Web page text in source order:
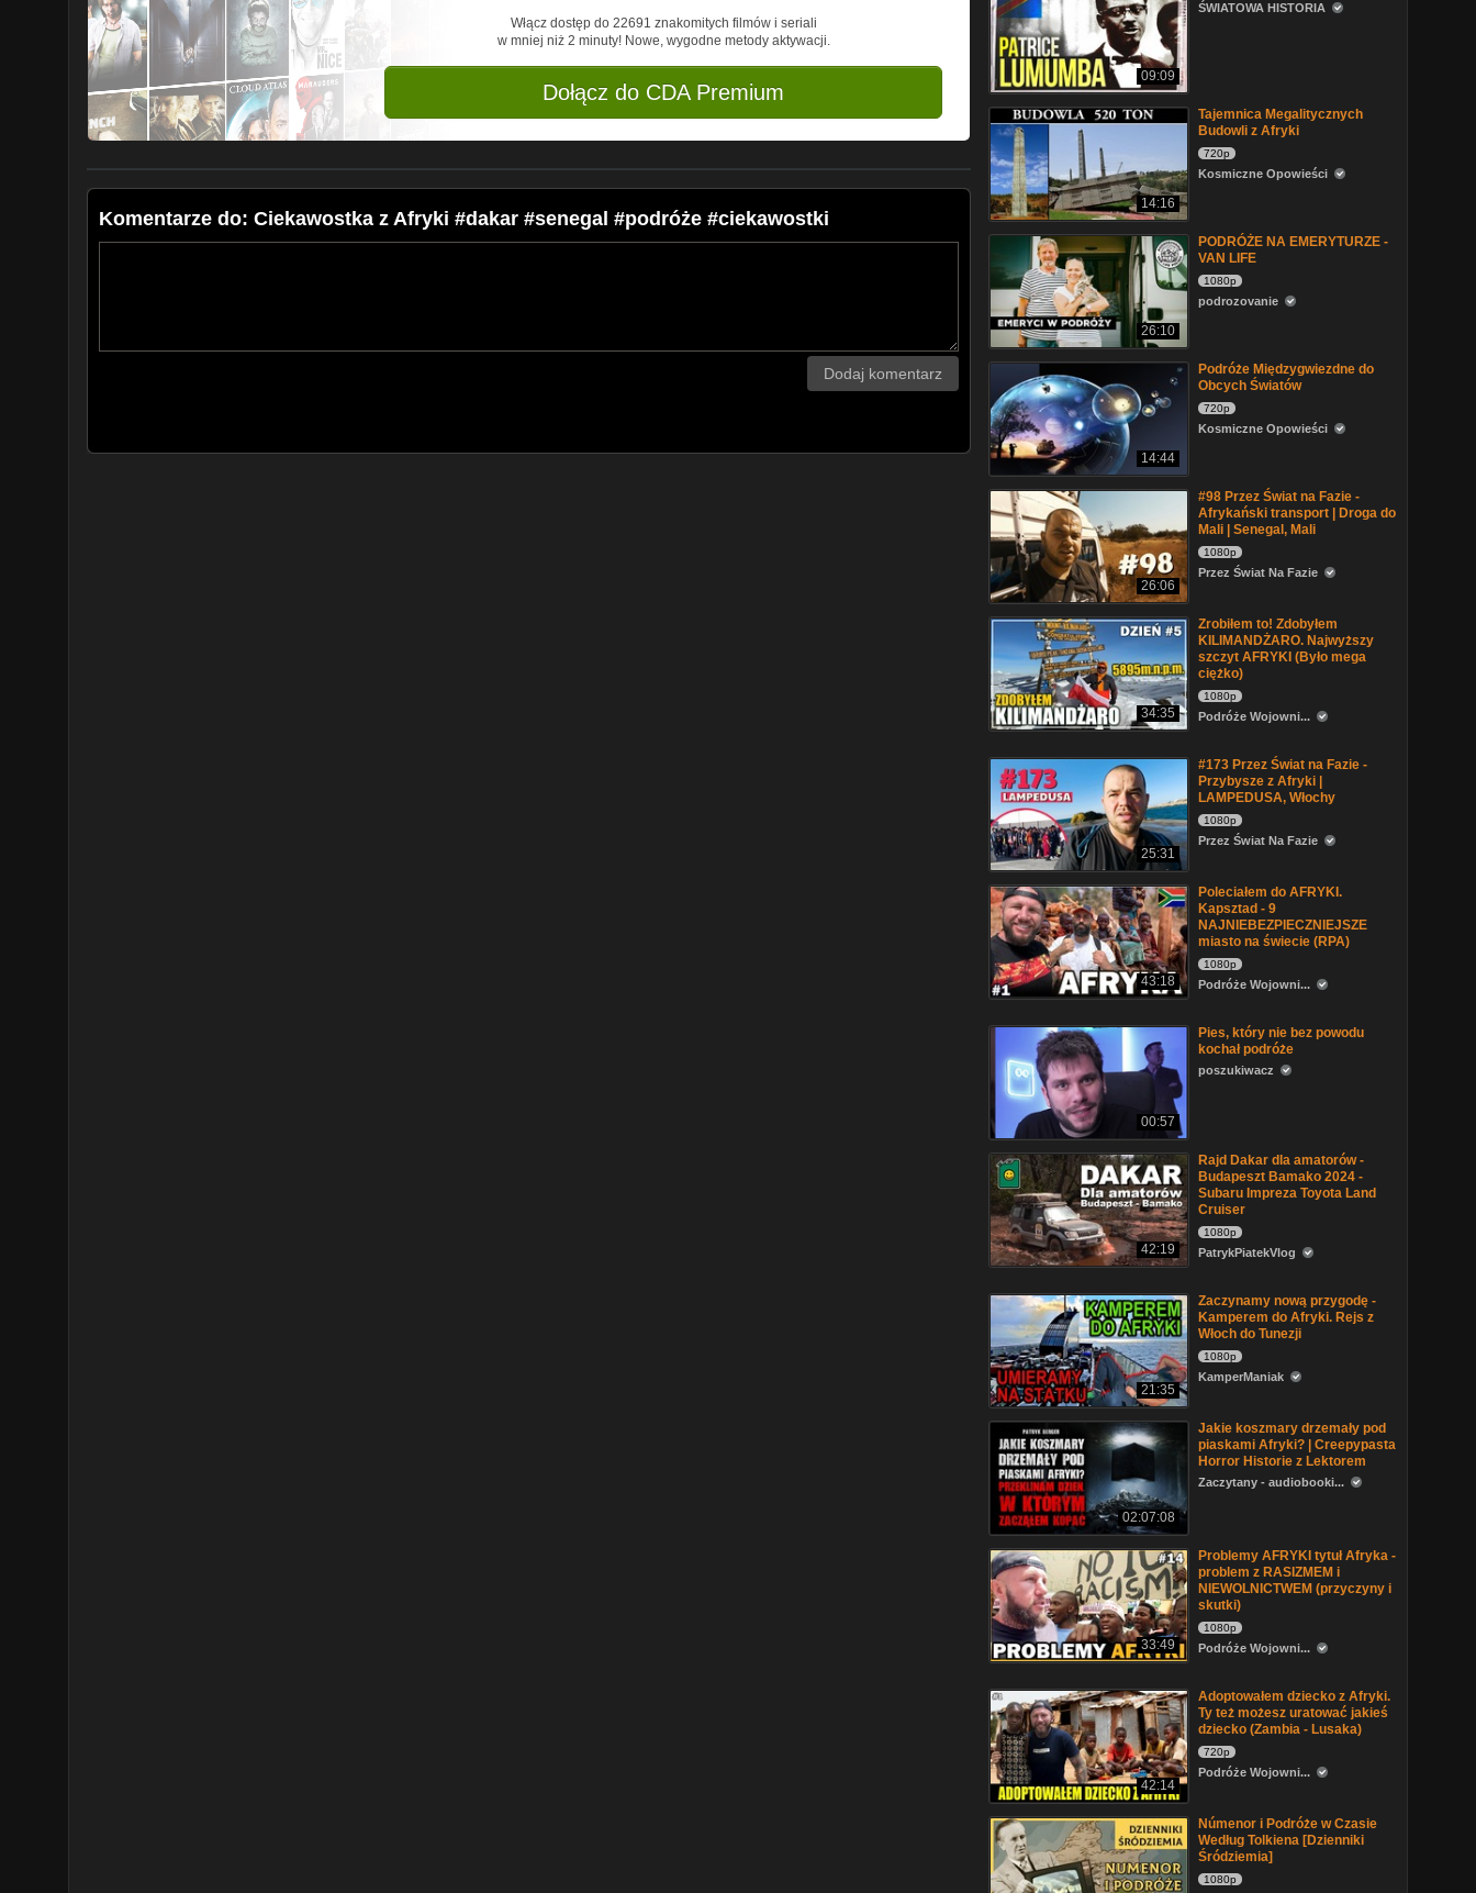
Włącz dostęp do 22691 znakomitych filmów i seriali
w mniej niż 2 minuty! Nowe, wygodne metody aktywacji.
Dołącz do CDA Premium
Komentarze do: Ciekawostka z Afryki #dakar #senegal #podróże #ciekawostki
Dodaj komentarz
09:09
ŚWIATOWA HISTORIA
14:16
Tajemnica Megalitycznych
Budowli z Afryki
720p
Kosmiczne Opowieści
26:10
PODRÓŻE NA EMERYTURZE -
VAN LIFE
1080p
podrozovanie
14:44
Podróże Międzygwiezdne do
Obcych Światów
720p
Kosmiczne Opowieści
26:06
#98 Przez Świat na Fazie -
Afrykański transport | Droga do
Mali | Senegal, Mali
1080p
Przez Świat Na Fazie
34:35
Zrobiłem to! Zdobyłem
KILIMANDŻARO. Najwyższy
szczyt AFRYKI (Było mega
ciężko)
1080p
Podróże Wojowni...
25:31
#173 Przez Świat na Fazie -
Przybysze z Afryki |
LAMPEDUSA, Włochy
1080p
Przez Świat Na Fazie
43:18
Poleciałem do AFRYKI.
Kapsztad - 9
NAJNIEBEZPIECZNIEJSZE
miasto na świecie (RPA)
1080p
Podróże Wojowni...
00:57
Pies, który nie bez powodu
kochał podróże
poszukiwacz
42:19
Rajd Dakar dla amatorów -
Budapeszt Bamako 2024 -
Subaru Impreza Toyota Land
Cruiser
1080p
PatrykPiatekVlog
21:35
Zaczynamy nową przygodę -
Kamperem do Afryki. Rejs z
Włoch do Tunezji
1080p
KamperManiak
02:07:08
Jakie koszmary drzemały pod
piaskami Afryki? | Creepypasta
Horror Historie z Lektorem
Zaczytany - audiobooki...
33:49
Problemy AFRYKI tytuł Afryka -
problem z RASIZMEM i
NIEWOLNICTWEM (przyczyny i
skutki)
1080p
Podróże Wojowni...
42:14
Adoptowałem dziecko z Afryki.
Ty też możesz uratować jakieś
dziecko (Zambia - Lusaka)
720p
Podróże Wojowni...
Númenor i Podróże w Czasie
Według Tolkiena [Dzienniki
Śródziemia]
1080p